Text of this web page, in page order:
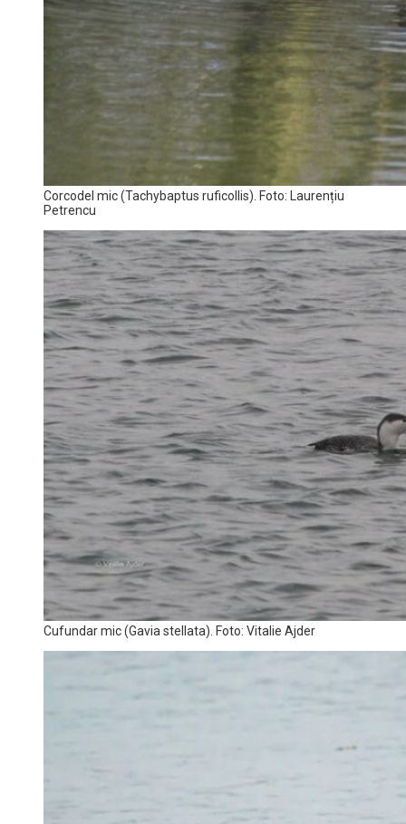
Corcodel mic (Tachybaptus ruficollis). Foto: Laurențiu
Petrencu
Cufundar mic (Gavia stellata). Foto: Vitalie Ajder